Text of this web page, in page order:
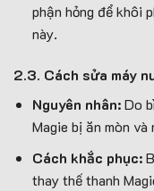
phận hỏng để khôi
này.
2.3. Cách sửa máy
Nguyên nhân:Do
Magie bị ăn mòn
Cách khắc phục:
thay thế thanh